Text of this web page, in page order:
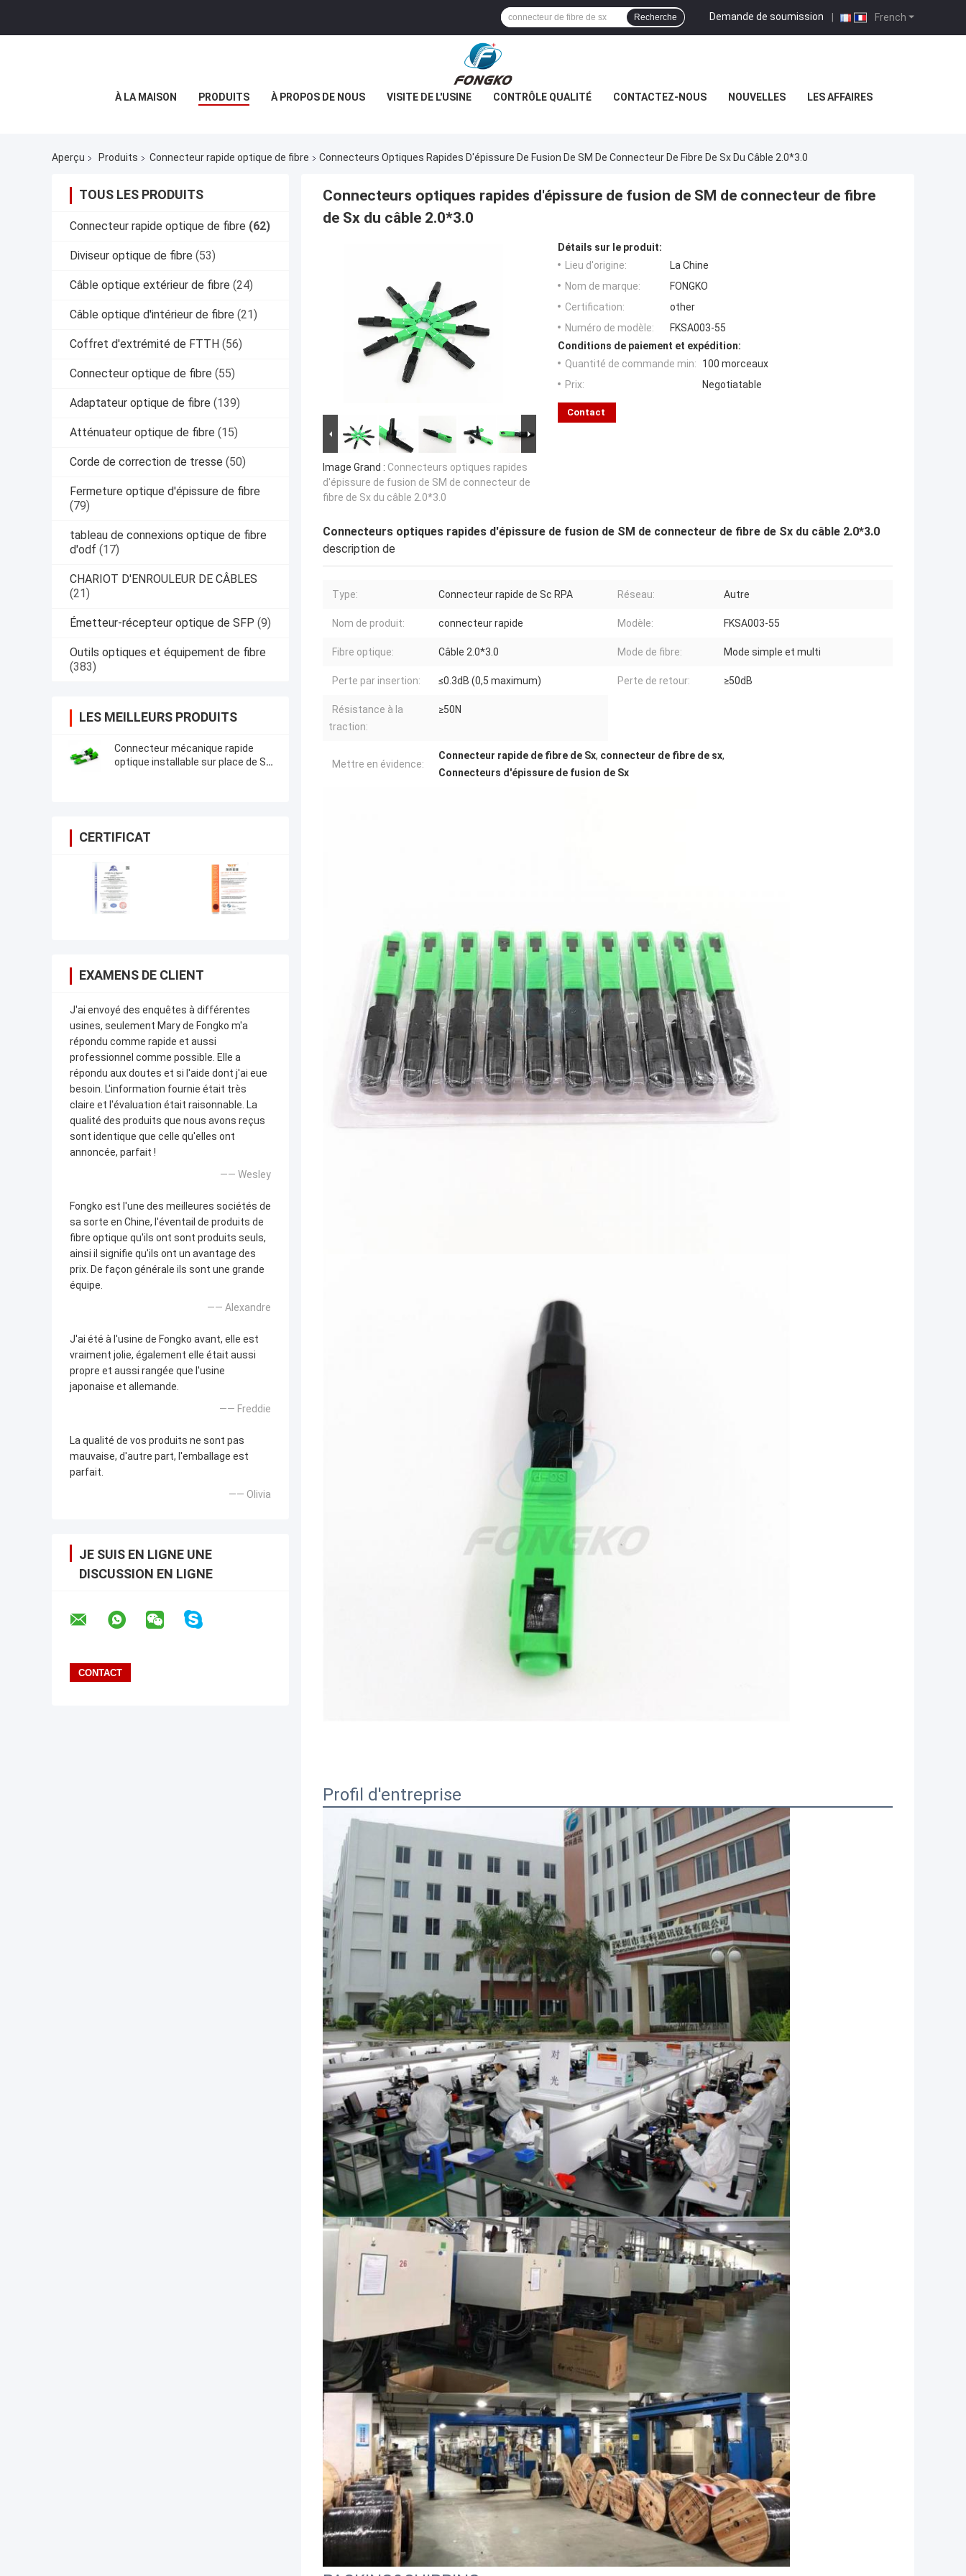
French
Demande de soumission |
Recherche
À LA MAISON PRODUITS À PROPOS DE NOUS VISITE DE L'USINE CONTRÔLE QUALITÉ CONTACTEZ-NOUS NOUVELLES LES AFFAIRES
Aperçu Produits Connecteur rapide optique de fibre Connecteurs Optiques Rapides D'épissure De Fusion De SM De Connecteur De Fibre De Sx Du Câble 2.0*3.0
TOUS LES PRODUITS
Connecteur rapide optique de fibre (62)
Diviseur optique de fibre (53)
Câble optique extérieur de fibre (24)
Câble optique d'intérieur de fibre (21)
Coffret d'extrémité de FTTH (56)
Connecteur optique de fibre (55)
Adaptateur optique de fibre (139)
Atténuateur optique de fibre (15)
Corde de correction de tresse (50)
Fermeture optique d'épissure de fibre
(79)
tableau de connexions optique de fibre
d'odf (17)
CHARIOT D'ENROULEUR DE CÂBLES
(21)
Émetteur-récepteur optique de SFP (9)
Outils optiques et équipement de fibre
(383)
LES MEILLEURS PRODUITS
Connecteur mécanique rapide
optique installable sur place de Sc
CERTIFICAT
EXAMENS DE CLIENT
J'ai envoyé des enquêtes à différentes
usines, seulement Mary de Fongko m'a
répondu comme rapide et aussi
professionnel comme possible. Elle a
répondu aux doutes et si l'aide dont j'ai eue
besoin. L'information fournie était très
claire et l'évaluation était raisonnable. La
qualité des produits que nous avons reçus
sont identique que celle qu'elles ont
annoncée, parfait !
—— Wesley
Fongko est l'une des meilleures sociétés de
sa sorte en Chine, l'éventail de produits de
fibre optique qu'ils ont sont produits seuls,
ainsi il signifie qu'ils ont un avantage des
prix. De façon générale ils sont une grande
équipe.
—— Alexandre
J'ai été à l'usine de Fongko avant, elle est
vraiment jolie, également elle était aussi
propre et aussi rangée que l'usine
japonaise et allemande.
—— Freddie
La qualité de vos produits ne sont pas
mauvaise, d'autre part, l'emballage est
parfait.
—— Olivia
JE SUIS EN LIGNE UNE
DISCUSSION EN LIGNE
Connecteurs optiques rapides d'épissure de fusion de SM de connecteur de fibre
de Sx du câble 2.0*3.0
Image Grand : Connecteurs optiques rapides
d'épissure de fusion de SM de connecteur de
fibre de Sx du câble 2.0*3.0
Détails sur le produit:
Lieu d'origine:
La Chine
Nom de marque:
FONGKO
Certification:
other
Numéro de modèle:
FKSA003-55
Conditions de paiement et expédition:
Quantité de commande min:
100 morceaux
Prix:
Negotiatable
Contact
Connecteurs optiques rapides d'épissure de fusion de SM de connecteur de fibre de Sx du câble 2.0*3.0
description de
Type: Connecteur rapide de Sc RPA Réseau: Autre
Nom de produit: connecteur rapide Modèle: FKSA003-55
Fibre optique: Câble 2.0*3.0 Mode de fibre: Mode simple et multi
Perte par insertion: ≤0.3dB (0,5 maximum) Perte de retour: ≥50dB
Résistance à la
traction:
≥50N
Mettre en évidence:
Connecteur rapide de fibre de Sx, connecteur de fibre de sx,
Connecteurs d'épissure de fusion de Sx
Profil d'entreprise